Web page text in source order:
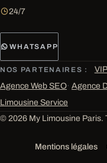
24/7
WHATSAPP
NOS PARTENAIRES :
Agence Web SEO· Agence
Limousine Service
© 2026 My Limousine Paris.
Mentions légales